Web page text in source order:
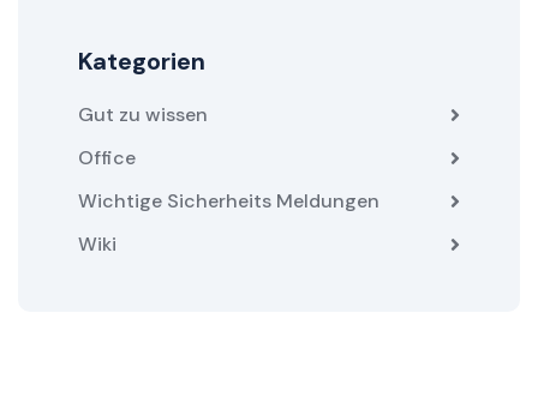
Kategorien
Gut zu wissen
Office
Wichtige Sicherheits Meldungen
Wiki